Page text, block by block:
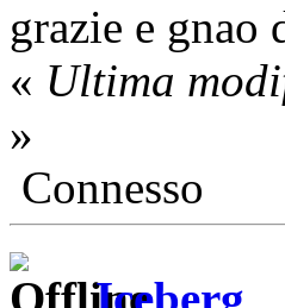
grazie e gnao
« Ultima
»
Connesso
Iceberg